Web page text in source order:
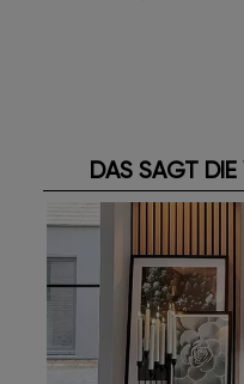
DAS SAGT